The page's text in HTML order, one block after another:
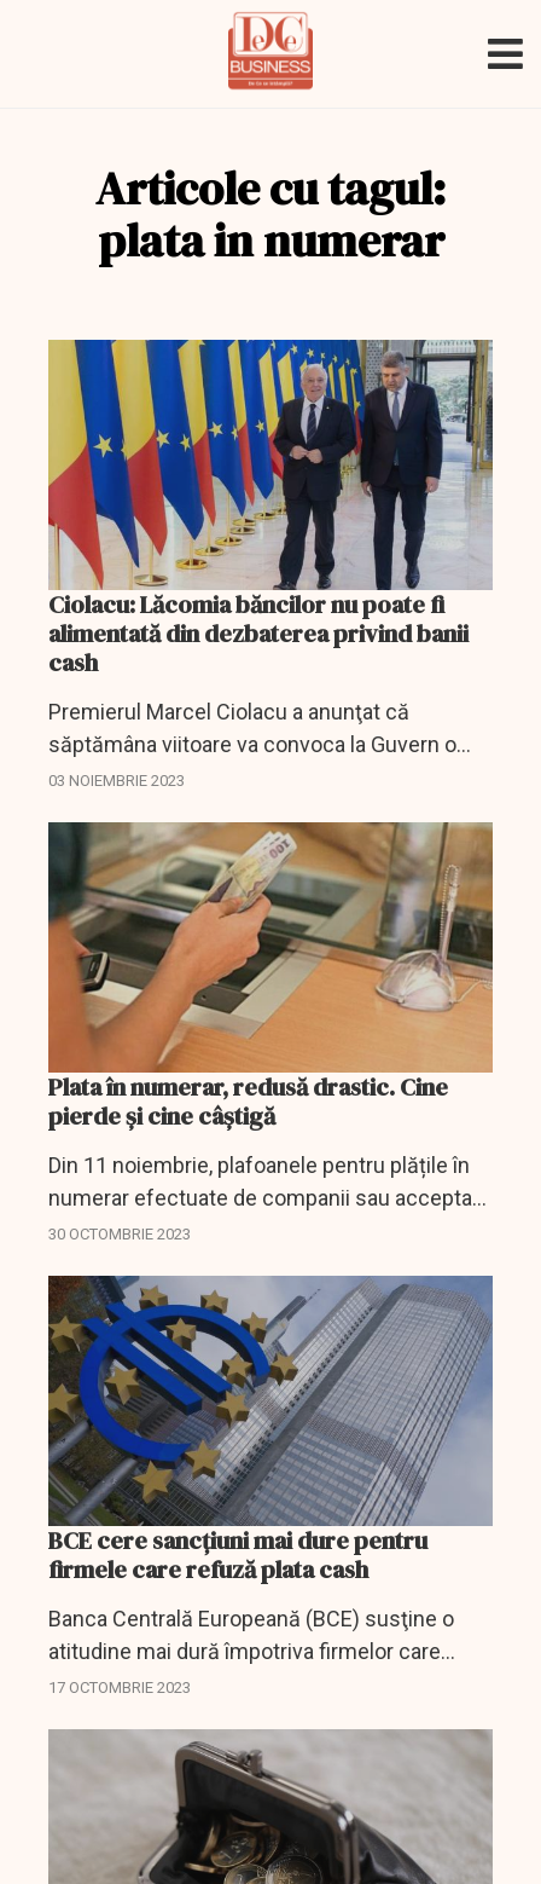
Articole cu tagul:
plata in numerar
Ciolacu: Lăcomia băncilor nu poate fi
alimentată din dezbaterea privind banii
cash
Premierul Marcel Ciolacu a anunţat că
săptămâna viitoare va convoca la Guvern o
întâlnire cu specialiştii din Ministerul Finanţelor
03 NOIEMBRIE 2023
Plata în numerar, redusă drastic. Cine
pierde și cine câștigă
Din 11 noiembrie, plafoanele pentru plățile în
numerar efectuate de companii sau acceptate
de acestea vor fi reduse cu aproximativ 80%,
publicată recent în...
30 OCTOMBRIE 2023
BCE cere sancțiuni mai dure pentru
firmele care refuză plata cash
Banca Centrală Europeană (BCE) susţine o
atitudine mai dură împotriva firmelor care
refuză să accepte plata cu numerar, în
bancnotele rămân un...
17 OCTOMBRIE 2023